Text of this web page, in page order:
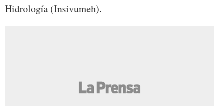
Hidrología (Insivumeh).